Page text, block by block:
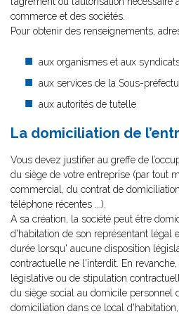
commerce et des sociétés.
Pour obtenir des renseignements,
aux organismes et aux
aux services de la Sous-
aux autorités de tutelle
La domiciliation de
Vous devez justifier au greffe de
du siège de votre entreprise (par tout
commercial, du contrat de
téléphone récentes ...).
A sa création, la société peut être
d'habitation de son représentant légal
durée lorsqu' aucune disposition
contractuelle ne l'interdit. En
législative ou de stipulation
du siège social au domicile personnel
domiciliation dans ce local